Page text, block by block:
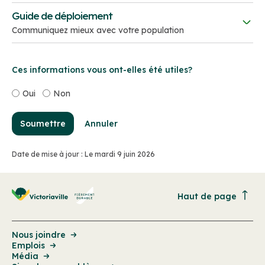
Notre-Dame Ouest / Saint-Augustin (couloir
Ouest)
communication inclusive. Consultez-le pour
découvrir comment la Ville adapte ses
communications aux différents publics!
Consulter le livre
Ruel, J., Allaire, C., Moreau, A.C., Kassi, B., Brumagne,
A., Delample,
Des mémos pratiques sont disponibles pour vous
aider à communiquer plus efficacement. Consultez-
Communiquer pour tous : l'écrit
Communiquer pour tous : les images
Communiquer pour tous : la communication orale
Guide de déploiement
Communiquez mieux avec votre population
Ces informations vous ont-elles été utiles?
Oui Non
Soumettre Annuler
Date de mise à jour : Le mardi 9 juin 2026
Haut de page
Nous joindre
Emplois
Média